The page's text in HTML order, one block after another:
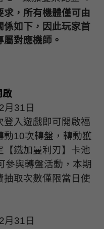
求，所有機體僅可由
係如下，因此玩家首
對應機師。
啟
月 31 日
登入遊戲即可開啟福
動10次轉盤，轉動獲
【鐵加曼利刃】卡池
參與轉盤活動，本期
抽取次數僅限當日使
月 31 日